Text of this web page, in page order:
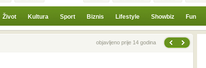
Život Kultura Sport Biznis Lifestyle Showbiz Fun
objavljeno prije 14 godina